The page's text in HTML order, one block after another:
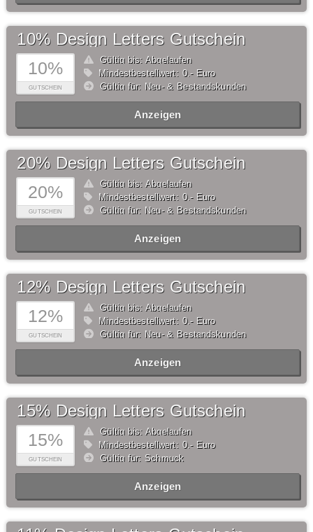
10%
GUTSCHEIN
10% Design Letters Gutschein
Gültig bis: Abgelaufen
Mindestbestellwert: 0,- Euro
Gültig für: Neu- & Bestandskunden
Anzeigen
20%
GUTSCHEIN
20% Design Letters Gutschein
Gültig bis: Abgelaufen
Mindestbestellwert: 0,- Euro
Gültig für: Neu- & Bestandskunden
Anzeigen
12%
GUTSCHEIN
12% Design Letters Gutschein
Gültig bis: Abgelaufen
Mindestbestellwert: 0,- Euro
Gültig für: Neu- & Bestandskunden
Anzeigen
15%
GUTSCHEIN
15% Design Letters Gutschein
Gültig bis: Abgelaufen
Mindestbestellwert: 0,- Euro
Gültig für: Schmuck
Anzeigen